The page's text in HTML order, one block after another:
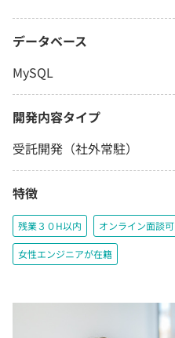
データベース
MySQL
開発内容タイプ
受託開発（社外常駐）
特徴
残業３０H以内 オンライン面談可
女性エンジニアが在籍